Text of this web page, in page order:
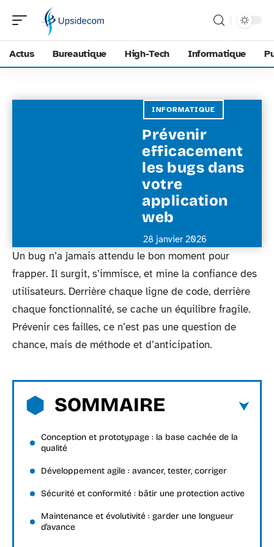
Actus Bureautique High-Tech Informatique
INFORMATIQUE
Prévenir
efficacement
les bugs dans
votre
application
web
28 janvier 2026
Un bug n’a jamais attendu le bon moment pour
frapper. Il surgit, s’immisce, et mine la confiance des
utilisateurs. Derrière chaque ligne de code, derrière
chaque fonctionnalité, se cache un équilibre fragile.
Prévenir ces failles, ce n’est pas une question de
chance, mais de méthode et d’anticipation.
SOMMAIRE
Conception et prototypage : la base cachée de la
qualité
Développement agile : avancer, tester, corriger
Sécurité et conformité : bâtir une protection active
Maintenance et évolutivité : garder une longueur
d’avance